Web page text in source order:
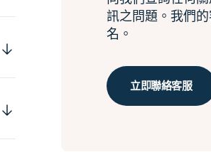
訊之問題。我們
名。
立即聯絡客服